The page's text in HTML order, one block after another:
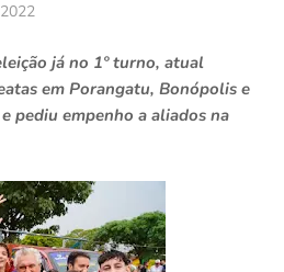
já no 1º turno, atual
em Porangatu, Bonópolis e
pediu empenho a aliados na